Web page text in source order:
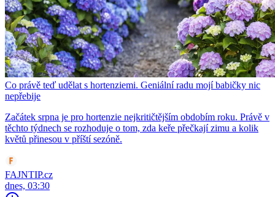
Co právě teď udělat s hortenziemi. Geniální radu mojí babičky nic
nepřebije
Začátek srpna je pro hortenzie nejkritičtějším obdobím roku. Právě v
těchto týdnech se rozhoduje o tom, zda keře přečkají zimu a kolik
květů přinesou v příští sezóně.
FAJNTIP.cz
dnes, 03:30